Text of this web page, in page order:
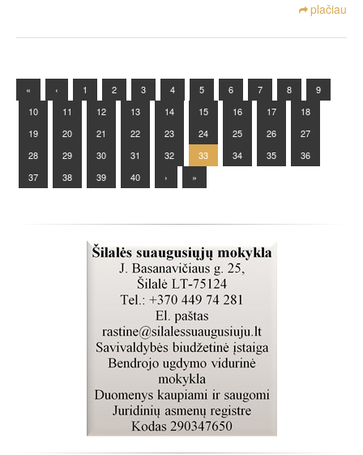
plačiau
« ‹ 1 2 3 4 5 6 7 8
9
10
11 12 13 14 15 16 17
18
19
20 21 22 23 24 25 26
27
28
29 30 31 32 33 34 35
36
37
38 39 40 › »